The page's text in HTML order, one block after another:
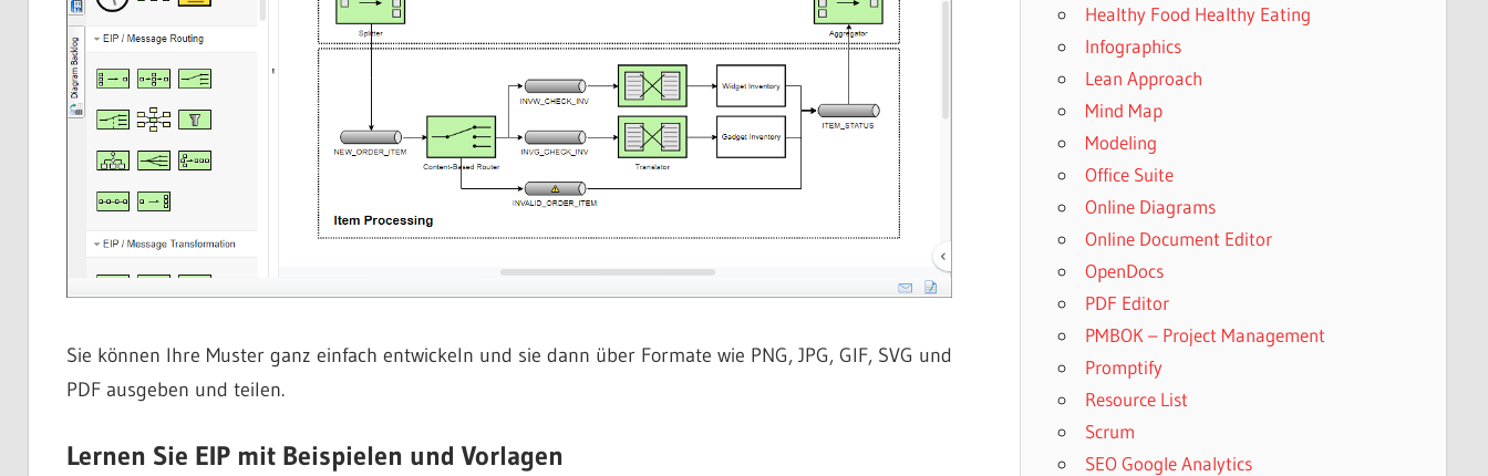
Sie können Ihre Muster ganz einfach entwickeln und sie dann über Formate wie PNG, JPG, GIF, SVG und
PDF ausgeben und teilen.
Lernen Sie EIP mit Beispielen und Vorlagen
Healthy Food Healthy Eating
Infographics
Lean Approach
Mind Map
Modeling
Office Suite
Online Diagrams
Online Document Editor
OpenDocs
PDF Editor
PMBOK – Project Management
Promptify
Resource List
Scrum
SEO Google Analytics